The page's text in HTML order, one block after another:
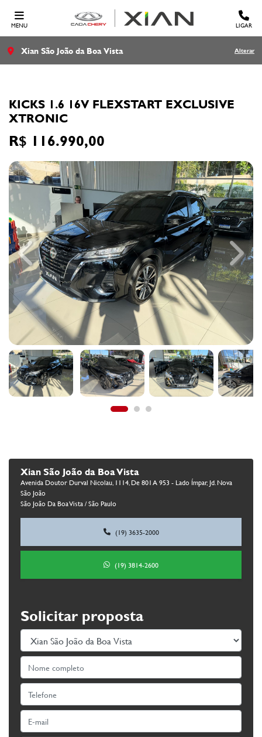
MENU LIGAR
Xian São João da Boa Vista Alterar
KICKS 1.6 16V FLEXSTART EXCLUSIVE
XTRONIC
R$ 116.990,00
Previous Next
Xian São João da Boa Vista
Avenida Doutor Durval Nicolau, 1114, De 801 A 953 - Lado Ímpar, Jd. Nova
São João
São João Da Boa Vista / São Paulo
(19) 3635-2000
(19) 3814-2600
Solicitar proposta